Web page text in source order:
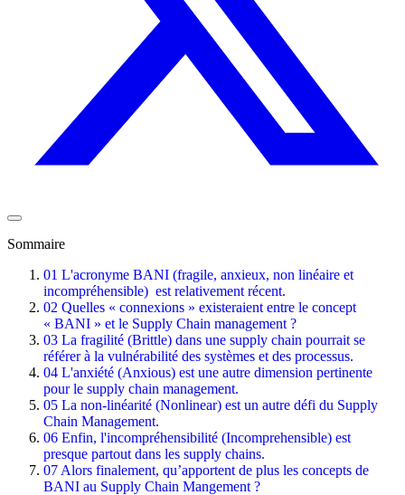
Sommaire
01 L'acronyme BANI (fragile, anxieux, non linéaire et
incompréhensible) est relativement récent.
02 Quelles « connexions » existeraient entre le concept
« BANI » et le Supply Chain management ?
03 La fragilité (Brittle) dans une supply chain pourrait se
référer à la vulnérabilité des systèmes et des processus.
04 L'anxiété (Anxious) est une autre dimension pertinente
pour le supply chain management.
05 La non-linéarité (Nonlinear) est un autre défi du Supply
Chain Management.
06 Enfin, l'incompréhensibilité (Incomprehensible) est
presque partout dans les supply chains.
07 Alors finalement, qu’apportent de plus les concepts de
BANI au Supply Chain Mangement ?